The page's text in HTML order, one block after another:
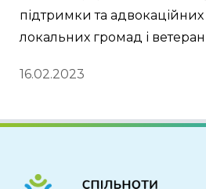
підтримки та адвокаційних
локальних громад і
16.02.2023